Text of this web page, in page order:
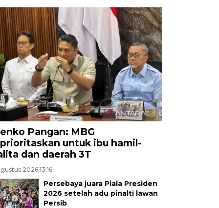
Pangan: MBG
untuk ibu hamil-
dan daerah 3T
2026 13:16
Persebaya juara Piala Presiden
2026 setelah adu pinalti lawan
Persib